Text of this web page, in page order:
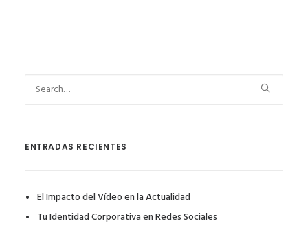
ENTRADAS RECIENTES
El Impacto del Vídeo en la Actualidad
Tu Identidad Corporativa en Redes Sociales